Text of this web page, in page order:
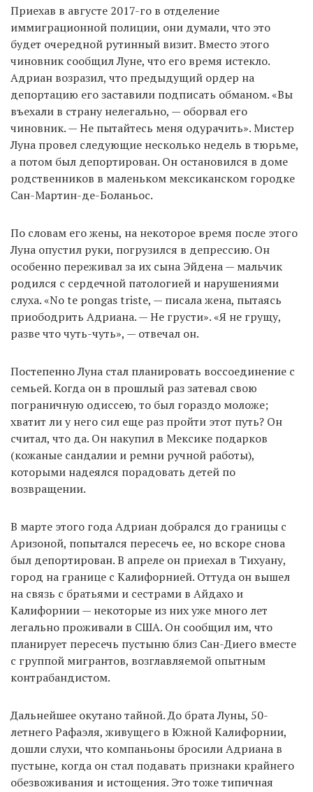
Приехав в августе 2017-го в отделение
иммиграционной полиции, они думали, что это
будет очередной рутинный визит. Вместо этого
чиновник сообщил Луне, что его время истекло.
Адриан возразил, что предыдущий ордер на
депортацию его заставили подписать обманом. «Вы
въехали в страну нелегально, — оборвал его
чиновник. — Не пытайтесь меня одурачить». Мистер
Луна провел следующие несколько недель в тюрьме,
а потом был депортирован. Он остановился в доме
родственников в маленьком мексиканском городке
Сан-Мартин-де-Боланьос.
По словам его жены, на некоторое время после этого
Луна опустил руки, погрузился в депрессию. Он
особенно переживал за их сына Эйдена — мальчик
родился с сердечной патологией и нарушениями
слуха. «No te pongas triste, — писала жена, пытаясь
приободрить Адриана. — Не грусти». «Я не грущу,
разве что чуть-чуть», — отвечал он.
Постепенно Луна стал планировать воссоединение с
семьей. Когда он в прошлый раз затевал свою
пограничную одиссею, то был гораздо моложе;
хватит ли у него сил еще раз пройти этот путь? Он
считал, что да. Он накупил в Мексике подарков
(кожаные сандалии и ремни ручной работы),
которыми надеялся порадовать детей по
возвращении.
В марте этого года Адриан добрался до границы с
Аризоной, попытался пересечь ее, но вскоре снова
был депортирован. В апреле он приехал в Тихуану,
город на границе с Калифорнией. Оттуда он вышел
на связь с братьями и сестрами в Айдахо и
Калифорнии — некоторые из них уже много лет
легально проживали в США. Он сообщил им, что
планирует пересечь пустыню близ Сан-Диего вместе
с группой мигрантов, возглавляемой опытным
контрабандистом.
Дальнейшее окутано тайной. До брата Луны, 50-
летнего Рафаэля, живущего в Южной Калифорнии,
дошли слухи, что компаньоны бросили Адриана в
пустыне, когда он стал подавать признаки крайнего
обезвоживания и истощения. Это тоже типичная